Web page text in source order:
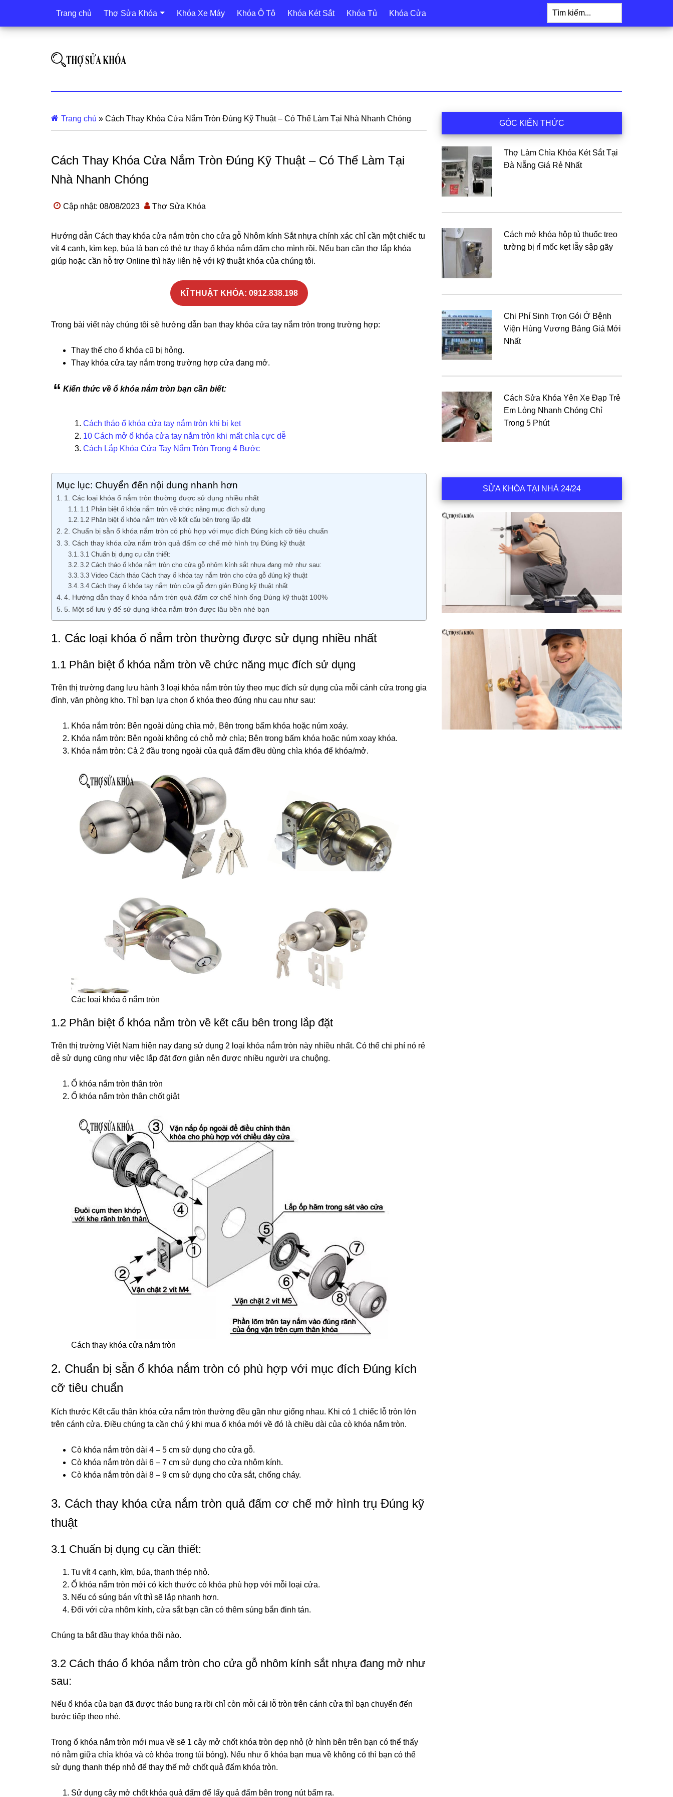
Trang chủ Thợ Sửa Khóa Khóa Xe Máy Khóa Ô Tô Khóa Két Sắt Khóa Tủ Khóa Cửa
Tìm
kiếm...
Trang chủ » Cách Thay Khóa Cửa Nắm Tròn Đúng Kỹ Thuật – Có Thể Làm Tại Nhà Nhanh Chóng
Cách Thay Khóa Cửa Nắm Tròn Đúng Kỹ Thuật – Có Thể Làm Tại
Nhà Nhanh Chóng
Cập nhật: 08/08/2023 Thợ Sửa Khóa
Hướng dẫn Cách thay khóa cửa nắm tròn cho cửa gỗ Nhôm kính Sắt nhựa chính xác chỉ cần một chiếc tu
vít 4 cạnh, kìm kẹp, búa là bạn có thẻ tự thay ổ khóa nắm đấm cho mình rồi. Nếu bạn cần thợ lắp khóa
giúp hoặc cần hỗ trợ Online thì hãy liên hệ với kỹ thuật khóa của chúng tôi.
KĨ THUẬT KHÓA: 0912.838.198
Trong bài viết này chúng tôi sẽ hướng dẫn bạn thay khóa cửa tay nắm tròn trong trường hợp:
Thay thế cho ổ khóa cũ bị hỏng.
Thay khóa cửa tay nắm trong trường hợp cửa đang mở.
Kiến thức về ổ khóa nắm tròn bạn cần biết:
Cách tháo ổ khóa cửa tay nắm tròn khi bị kẹt
10 Cách mở ổ khóa cửa tay nắm tròn khi mất chìa cực dễ
Cách Lắp Khóa Cửa Tay Nắm Tròn Trong 4 Bước
Mục lục: Chuyển đến nội dung nhanh hơn
1. Các loại khóa ổ nắm tròn thường được sử dụng nhiều nhất
1.1 Phân biệt ổ khóa nắm tròn về chức năng mục đích sử dụng
1.2 Phân biệt ổ khóa nắm tròn về kết cấu bên trong lắp đặt
2. Chuẩn bị sẵn ổ khóa nắm tròn có phù hợp với mục đích Đúng kích cỡ tiêu chuẩn
3. Cách thay khóa cửa nắm tròn quả đấm cơ chế mở hình trụ Đúng kỹ thuật
3.1 Chuẩn bị dụng cụ cần thiết:
3.2 Cách tháo ổ khóa nắm tròn cho cửa gỗ nhôm kính sắt nhựa đang mở như sau:
3.3 Video Cách tháo Cách thay ổ khóa tay nắm tròn cho cửa gỗ đúng kỹ thuật
3.4 Cách thay ổ khóa tay nắm tròn cửa gỗ đơn giản Đúng kỹ thuật nhất
4. Hướng dẫn thay ổ khóa nắm tròn quả đấm cơ chế hình ống Đúng kỹ thuật 100%
5. Một số lưu ý để sử dụng khóa nắm tròn được lâu bền nhé bạn
1. Các loại khóa ổ nắm tròn thường được sử dụng nhiều nhất
1.1 Phân biệt ổ khóa nắm tròn về chức năng mục đích sử dụng
Trên thị trường đang lưu hành 3 loại khóa nắm tròn tùy theo mục đích sử dụng của mỗi cánh cửa trong gia
đình, văn phòng kho. Thì bạn lựa chọn ổ khóa theo đúng nhu cau như sau:
Khóa nắm tròn: Bên ngoài dùng chìa mở, Bên trong bấm khóa hoặc núm xoáy.
Khóa nắm tròn: Bên ngoài không có chỗ mở chìa; Bên trong bấm khóa hoặc núm xoay khóa.
Khóa nắm tròn: Cả 2 đầu trong ngoài của quả đấm đều dùng chìa khóa để khóa/mở.
Các loại khóa ổ nắm tròn
1.2 Phân biệt ổ khóa nắm tròn về kết cấu bên trong lắp đặt
Trên thị trường Việt Nam hiện nay đang sử dụng 2 loại khóa nắm tròn này nhiều nhất. Có thể chi phí nó rẻ
dễ sử dụng cũng như việc lắp đặt đơn giản nên được nhiều người ưa chuộng.
Ổ khóa nắm tròn thân tròn
Ổ khóa nắm tròn thân chốt giật
Cách thay khóa cửa nắm tròn
2. Chuẩn bị sẵn ổ khóa nắm tròn có phù hợp với mục đích Đúng kích
cỡ tiêu chuẩn
Kích thước Kết cấu thân khóa cửa nắm tròn thường đều gần như giống nhau. Khi có 1 chiếc lỗ tròn lớn
trên cánh cửa. Điều chúng ta cần chú ý khi mua ổ khóa mới về đó là chiều dài của cò khóa nắm tròn.
Cò khóa nắm tròn dài 4 – 5 cm sử dụng cho cửa gỗ.
Cò khóa nắm tròn dài 6 – 7 cm sử dụng cho cửa nhôm kính.
Cò khóa nắm tròn dài 8 – 9 cm sử dụng cho cửa sắt, chống cháy.
3. Cách thay khóa cửa nắm tròn quả đấm cơ chế mở hình trụ Đúng kỹ
thuật
3.1 Chuẩn bị dụng cụ cần thiết:
Tu vít 4 cạnh, kìm, búa, thanh thép nhỏ.
Ổ khóa nắm tròn mới có kích thước cò khóa phù hợp với mỗi loại cửa.
Nếu có súng bán vít thì sẽ lắp nhanh hơn.
Đối với cửa nhôm kính, cửa sắt bạn cần có thêm súng bắn đinh tán.
Chúng ta bắt đầu thay khóa thôi nào.
3.2 Cách tháo ổ khóa nắm tròn cho cửa gỗ nhôm kính sắt nhựa đang mở như
sau:
Nếu ổ khóa của bạn đã được tháo bung ra rồi chỉ còn mỗi cái lỗ tròn trên cánh cửa thì bạn chuyển đến
bước tiếp theo nhé.
Trong ổ khóa nắm tròn mới mua về sẽ 1 cây mở chốt khóa tròn dẹp nhỏ (ở hình bên trên bạn có thể thấy
nó nằm giữa chìa khóa và cò khóa trong túi bóng). Nếu như ổ khóa bạn mua về không có thì bạn có thể
sử dụng thanh thép nhỏ để thay thế mở chốt quả đấm khóa tròn.
Sử dụng cây mở chốt khóa quả đấm để lấy quả đấm bên trong nút bấm ra.
chính
GÓC KIẾN THỨC
Thợ Làm Chìa Khóa Két Sắt Tại
Đà Nẵng Giá Rẻ Nhất
Cách mở khóa hộp tủ thuốc treo
tường bị rỉ mốc kẹt lẫy sập gãy
Chi Phí Sinh Trọn Gói Ở Bệnh
Viện Hùng Vương Bảng Giá Mới
Nhất
Cách Sửa Khóa Yên Xe Đạp Trẻ
Em Lỏng Nhanh Chóng Chỉ
Trong 5 Phút
SỬA KHÓA TẠI NHÀ 24/24